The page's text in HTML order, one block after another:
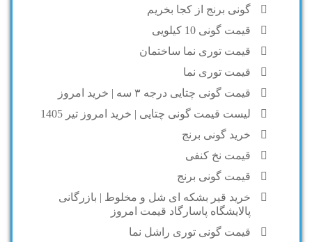
گونی برنج از کجا بخریم
قیمت گونی 10 کیلویی
قیمت توری نما ساختمان
قیمت توری نما
قیمت گونی چتایی درجه ۳ سه | خرید امروز
لیست قیمت گونی چتایی | خرید امروز تیر 1405
خرید گونی برنج
قیمت نخ کنفی
قیمت گونی برنج
خرید قیر بشکه ای شل و مخلوط | بازرگانی
پالایشگاه پاسارگاد قیمت امروز
قیمت گونی توری راشل نما